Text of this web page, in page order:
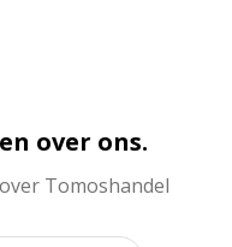
over ons.
Tomoshandel